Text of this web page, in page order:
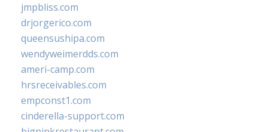
jmpbliss.com
drjorgerico.com
queensushipa.com
wendyweimerdds.com
ameri-camp.com
hrsreceivables.com
empconst1.com
cinderella-support.com